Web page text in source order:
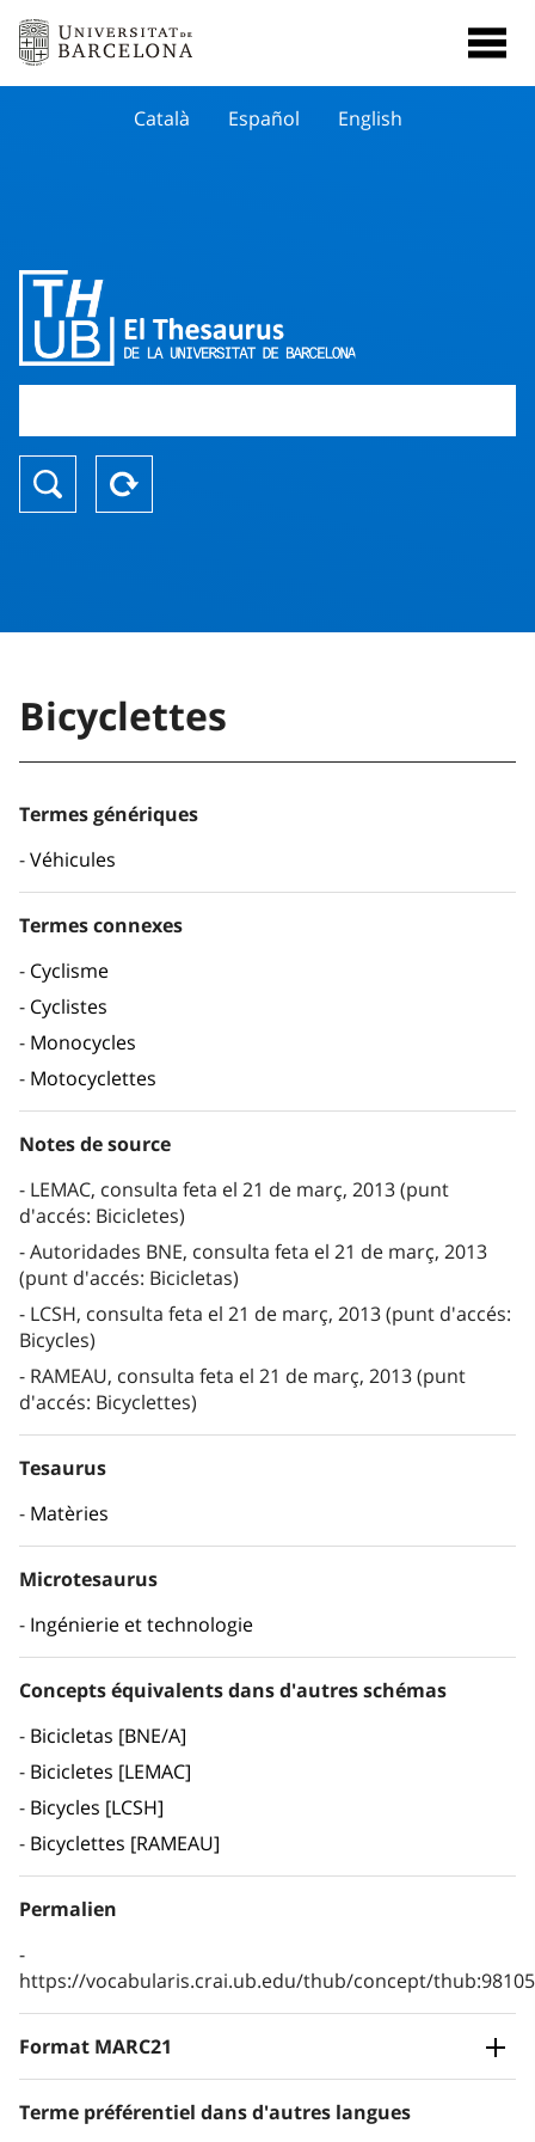
Català Español English
Bicyclettes
Termes génériques
Véhicules
Termes connexes
Cyclisme
Cyclistes
Monocycles
Motocyclettes
Notes de source
LEMAC, consulta feta el 21 de març, 2013 (punt
d'accés: Bicicletes)
Autoridades BNE, consulta feta el 21 de març, 2013
(punt d'accés: Bicicletas)
LCSH, consulta feta el 21 de març, 2013 (punt d'accés:
Bicycles)
RAMEAU, consulta feta el 21 de març, 2013 (punt
d'accés: Bicyclettes)
Tesaurus
Matèries
Microtesaurus
Ingénierie et technologie
Concepts équivalents dans d'autres schémas
Bicicletas [BNE/A]
Bicicletes [LEMAC]
Bicycles [LCSH]
Bicyclettes [RAMEAU]
Permalien
https://vocabularis.crai.ub.edu/thub/concept/
Format MARC21
Terme préférentiel dans d'autres langues